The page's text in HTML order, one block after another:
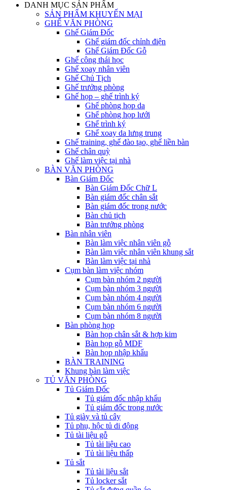
DANH MỤC SẢN PHẨM
SẢN PHẨM KHUYẾN MẠI
GHẾ VĂN PHÒNG
Ghế Giám Đốc
Ghế giám đốc chỉnh điện
Ghế Giám Đốc Gỗ
Ghế công thái học
Ghế xoay nhân viên
Ghế Chủ Tịch
Ghế trưởng phòng
Ghế họp – ghế trình ký
Ghế phòng họp da
Ghế phòng họp lưới
Ghế trình ký
Ghế xoay da lưng trung
Ghế training, ghế đào tạo, ghế liền bàn
Ghế chân quỳ
Ghế làm việc tại nhà
BÀN VĂN PHÒNG
Bàn Giám Đốc
Bàn Giám Đốc Chữ L
Bàn giám đốc chân sắt
Bàn giám đốc trong nước
Bàn chủ tịch
Bàn trưởng phòng
Bàn nhân viên
Bàn làm việc nhân viên gỗ
Bàn làm việc nhân viên khung sắt
Bàn làm việc tại nhà
Cụm bàn làm việc nhóm
Cụm bàn nhóm 2 người
Cụm bàn nhóm 3 người
Cụm bàn nhóm 4 người
Cụm bàn nhóm 6 người
Cụm bàn nhóm 8 người
Bàn phòng họp
Bàn họp chân sắt & hợp kim
Bàn họp gỗ MDF
Bàn họp nhập khẩu
BÀN TRAINING
Khung bàn làm việc
TỦ VĂN PHÒNG
Tủ Giám Đốc
Tủ giám đốc nhập khẩu
Tủ giám đốc trong nước
Tủ giày và tủ cây
Tủ phụ, hộc tủ di động
Tủ tài liệu gỗ
Tủ tài liệu cao
Tủ tài liệu thấp
Tủ sắt
Tủ tài liệu sắt
Tủ locker sắt